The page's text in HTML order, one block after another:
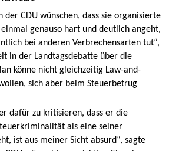
der CDU wünschen, dass sie organisierte
genauso hart und deutlich angeht,
bei anderen Verbrechensarten tut“,
in der Landtagsdebatte über die
könne nicht gleichzeitig Law-and-
sich aber beim Steuerbetrug
dafür zu kritisieren, dass er die
als eine seiner
ist aus meiner Sicht absurd“, sagte